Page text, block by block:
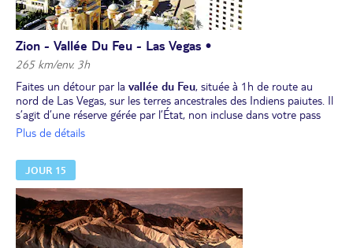
Zion - Vallée Du Feu - Las Vegas •
265 km/env. 3h
Faites un détour par la vallée du Feu, située à 1h de route au
nord de Las Vegas, sur les terres ancestrales des Indiens paiutes. Il
s’agit d’une réserve gérée par l’État, non incluse dans votre pass
des parcs nationaux (prévoir 10 $ US/voiture) . Vous y accédez en
l'autoroute I-15 après la visite, au niveau de la sortie 75 (prévoir
3h). Puis, courte route (1h) pour Las Vegas, la ville qui ne dort
jamais.
Bienvenue à Las Vegas ! Profitez des attractions de cette ville
célèbre pour ses hôtels-casinos délirants. Vous pouvez aussi, dans
les environs, faire une randonnée au calme au milieu des superbes
paysages du Red Rock Canyon. 2 nuits à Las Vegas.
Plus de détails
JOUR 15